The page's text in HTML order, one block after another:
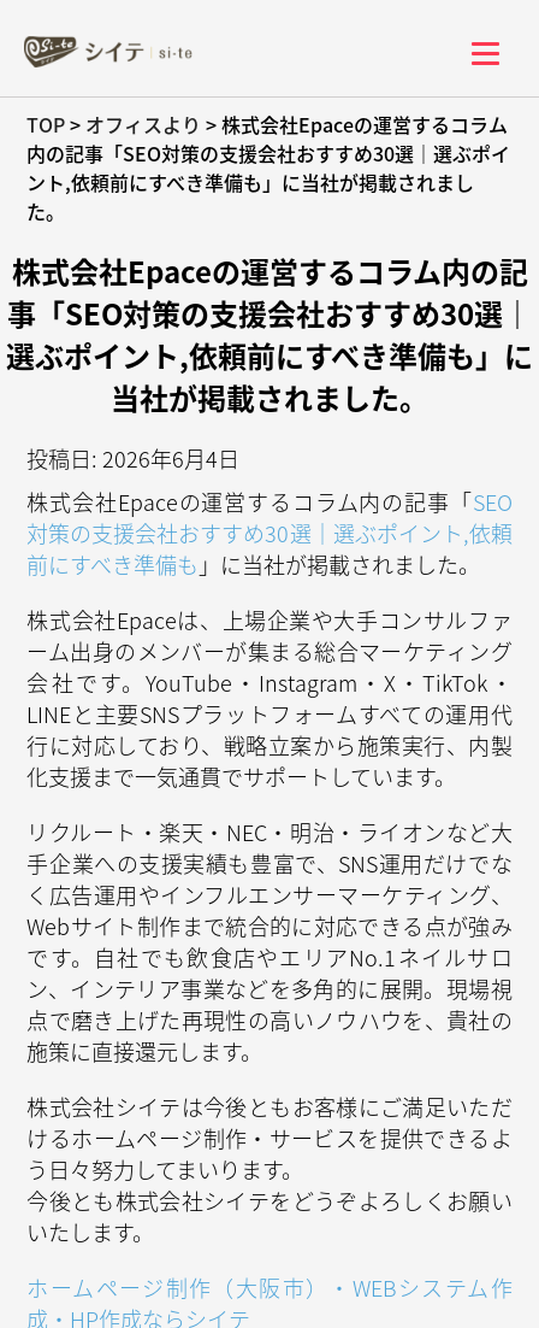
TOP> オフィスより >株式会社Epaceの運営するコラム
内の記事「SEO対策の支援会社おすすめ30選｜選ぶポイ
ント,依頼前にすべき準備も」に当社が掲載されまし
た。
株式会社Epaceの運営するコラム内の記
事「SEO対策の支援会社おすすめ30選｜
選ぶポイント,依頼前にすべき準備も」に
当社が掲載されました。
投稿日: 2026年6月4日
株式会社Epaceの運営するコラム内の記事「SEO
対策の支援会社おすすめ30選｜選ぶポイント,依頼
前にすべき準備も 」に当社が掲載されました。
株式会社Epaceは、上場企業や大手コンサルファ
ーム出身のメンバーが集まる総合マーケティング
会社です。YouTube・Instagram・X・TikTok・
LINEと主要SNSプラットフォームすべての運用代
行に対応しており、戦略立案から施策実行、内製
化支援まで一気通貫でサポートしています。
リクルート・楽天・NEC・明治・ライオンなど大
手企業への支援実績も豊富で、SNS運用だけでな
く広告運用やインフルエンサーマーケティング、
Webサイト制作まで統合的に対応できる点が強み
です。自社でも飲食店やエリアNo.1ネイルサロ
ン、インテリア事業などを多角的に展開。現場視
点で磨き上げた再現性の高いノウハウを、貴社の
施策に直接還元します。
株式会社シイテは今後ともお客様にご満足いただ
けるホームページ制作・サービスを提供できるよ
う日々努力してまいります。
今後とも株式会社シイテをどうぞよろしくお願い
いたします。
ホームページ制作（大阪市）・WEBシステム作
成・HP作成ならシイテ